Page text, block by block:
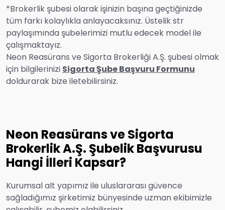
*Brokerlik şubesi olarak işinizin başına geçtiğinizde
tüm farkı kolaylıkla anlayacaksınız. Üstelik str
paylaşımında şubelerimizi mutlu edecek model ile
çalışmaktayız.
Neon Reasürans ve Sigorta Brokerliği A.Ş. şubesi olmak
için bilgilerinizi Sigorta Şube Başvuru Formunu
doldurarak bize iletebilirsiniz.
Neon Reasürans ve Sigorta
Brokerlik A.Ş. Şubelik Başvurusu
Hangi İlleri Kapsar?
Kurumsal alt yapımız ile uluslararası güvence
sağladığımız şirketimiz bünyesinde uzman ekibimizle